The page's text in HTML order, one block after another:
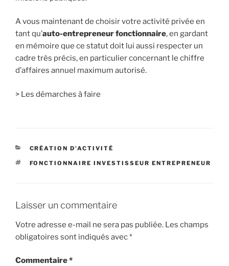
A vous maintenant de choisir votre activité privée en
tant qu’auto-entrepreneur fonctionnaire, en gardant
en mémoire que ce statut doit lui aussi respecter un
cadre très précis, en particulier concernant le chiffre
d’affaires annuel maximum autorisé.
> Les démarches à faire
CATÉGORIES
CRÉATION D'ACTIVITÉ
ÉTIQUETTES
FONCTIONNAIRE INVESTISSEUR ENTREPRENEUR
Laisser un commentaire
Votre adresse e-mail ne sera pas publiée. Les champs
obligatoires sont indiqués avec*
Commentaire*